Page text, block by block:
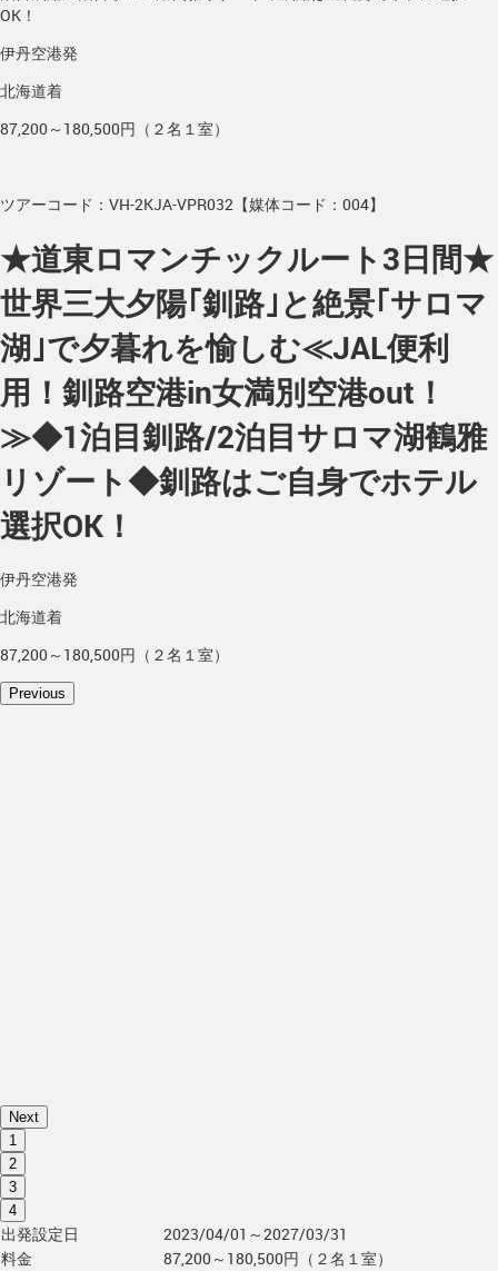
OK！
伊丹空港発
北海道着
87,200～180,500円（２名１室）
ツアーコード：VH-2KJA-VPR032【媒体コード：004】
★道東ロマンチックルート3日間★
世界三大夕陽｢釧路｣と絶景｢サロマ
湖｣で夕暮れを愉しむ≪JAL便利
用！釧路空港in女満別空港out！
≫◆1泊目釧路/2泊目サロマ湖鶴雅
リゾート◆釧路はご自身でホテル
選択OK！
伊丹空港発
北海道着
87,200～180,500円（２名１室）
Previous
Next
1
2
3
4
出発設定日
2023/04/01～2027/03/31
料金
87,200～180,500円（２名１室）